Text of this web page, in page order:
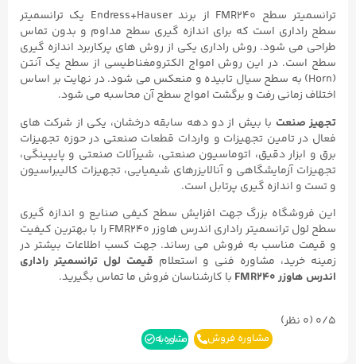
ترانسمیتر سطح FMR240 از برند Endress+Hauser یک ترانسمیتر
سطح راداری است که برای اندازه گیری سطح مداوم و بدون تماس
طراحی می شود. روش راداری یکی از روش های پرکاربرد اندازه گیری
سطح است. در این روش امواج الکترومغناطیسی از سطح یک آنتن
(Horn) به سطح سیال تابیده و منعکس می شود. در نهایت بر اساس
اختلاف زمانی رفت و برگشت امواج سطح آن محاسبه می شود.
تجهیز صنعت با بیش از دو دهه سابقه درخشان، یکی از شرکت های
فعال در تامین تجهیزات و واردات قطعات صنعتی در حوزه تجهیزات
برق و ابزار دقیق، اتوماسیون صنعتی، شیرآلات صنعتی و پایپینگی،
تجهیزات آزمایشگاهی و آنالایزرهای شیمیایی، تجهیزات کالیبراسیون
و تست و اندازه گیری پرتابل است.
این فروشگاه بزرگ جهت افزایش سطح کیفی صنایع و اندازه گیری
سطح لول ترانسمیتر راداری اندرس هاوزر FMR240 را با بهترین کیفیت
و قیمت مناسب به فروش می رساند. جهت کسب اطلاعات بیشتر در
زمینه خرید، مشاوره فنی و استعلام قیمت لول ترانسمیتر راداری
اندرس هاوزر FMR240
با کارشناسان فروش ما تماس بگیرید.
0/5 (۰ نظر)
مشاوره فروش مشاوره بله